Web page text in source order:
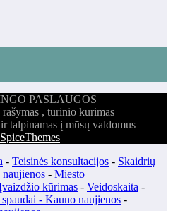
PASLAUGOS
rašymas , turinio kūrimas
talpinamas į mūsų valdomus
SpiceThemes
- Teisinės konsultacijos - Skaidrių
- Miesto
kūrimas - Veidoskaita -
- Kauno naujienos -